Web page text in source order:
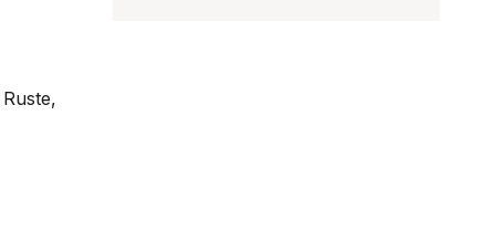
(...) et
vers.
meg et
bringer